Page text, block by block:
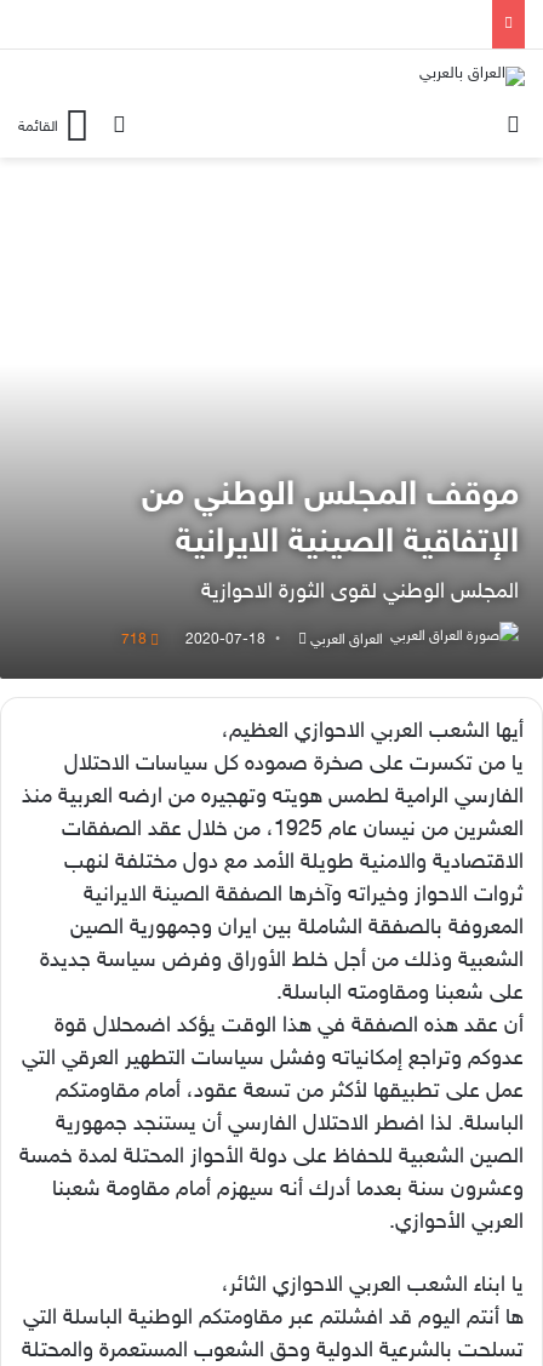
القائمةبحث عن
موقف المجلس الوطني من
الإتفاقية الصينية الايرانية
المجلس الوطني لقوى الثورة الاحوازية
العراق العربي
أرسل
إلكترونيا
2020-07-18
718
أيها الشعب العربي الاحوازي العظيم،
يا من تكسرت على صخرة صموده كل سياسات الاحتلال
الفارسي الرامية لطمس هويته وتهجيره من ارضه العربية منذ
العشرين من نيسان عام 1925، من خلال عقد الصفقات
الاقتصادية والامنية طويلة الأمد مع دول مختلفة لنهب
ثروات الاحواز وخيراته وآخرها الصفقة الصينة الايرانية
المعروفة بالصفقة الشاملة بين ايران وجمهورية الصين
الشعبية وذلك من أجل خلط الأوراق وفرض سياسة جديدة
على شعبنا ومقاومته الباسلة.
أن عقد هذه الصفقة في هذا الوقت يؤكد اضمحلال قوة
عدوكم وتراجع إمكانياته وفشل سياسات التطهير العرقي التي
عمل على تطبيقها لأكثر من تسعة عقود، أمام مقاومتكم
الباسلة. لذا اضطر الاحتلال الفارسي أن يستنجد جمهورية
الصين الشعبية للحفاظ على دولة الأحواز المحتلة لمدة خمسة
وعشرون سنة بعدما أدرك أنه سيهزم أمام مقاومة شعبنا
العربي الأحوازي.
يا ابناء الشعب العربي الاحوازي الثائر،
ها أنتم اليوم قد افشلتم عبر مقاومتكم الوطنية الباسلة التي
تسلحت بالشرعية الدولية وحق الشعوب المستعمرة والمحتلة